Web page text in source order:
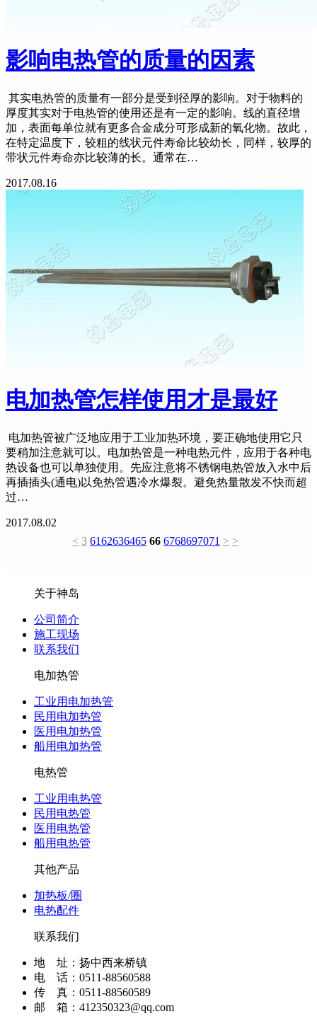
影响电热管的质量的因素
其实电热管的质量有一部分是受到径厚的影响。对于物料的
厚度其实对于电热管的使用还是有一定的影响。线的直径增
加，表面每单位就有更多合金成分可形成新的氧化物。故此，
在特定温度下，较粗的线状元件寿命比较幼长，同样，较厚的
带状元件寿命亦比较薄的长。通常在…
2017.08.16
电加热管怎样使用才是最好
电加热管被广泛地应用于工业加热环境，要正确地使用它只
要稍加注意就可以。电加热管是一种电热元件，应用于各种电
热设备也可以单独使用。先应注意将不锈钢电热管放入水中后
再插插头(通电)以免热管遇冷水爆裂。避免热量散发不快而超
过…
2017.08.02
< 3 6162636465 66 6768697071 > >
关于神岛
公司简介
施工现场
联系我们
电加热管
工业用电加热管
民用电加热管
医用电加热管
船用电加热管
电热管
工业用电热管
民用电热管
医用电热管
船用电热管
其他产品
加热板/圈
电热配件
联系我们
地 址：扬中西来桥镇
电 话：0511-88560588
传 真：0511-88560589
邮 箱：412350323@qq.com